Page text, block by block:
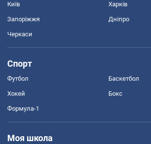
Київ Харків
Запоріжжя Дніпро
Черкаси
Спорт
Футбол Баскетбол
Хокей Бокс
Формула-1
Моя школа